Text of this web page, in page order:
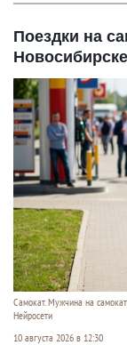
Поездки на
Самокат. Мужчина на
Нейросети
10 августа 2026 в 12:30